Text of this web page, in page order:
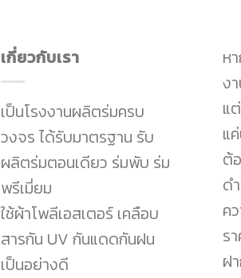
เกี่ยวกับเรา
เป็นโรงงานผลิตร่มครบ
วงจร ได้รับมาตรฐาน รับ
ผลิตร่มตอนเดียว ร่มพับ ร่ม
พรีเมี่ยม
ใช้ผ้าโพลีเอสเตอร์ เคลือบ
สารกัน UV กันแดดกันฝน
เป็นอย่างดี
ห
ง
แ
แ
ต้
ด
ค
ร
ฝ